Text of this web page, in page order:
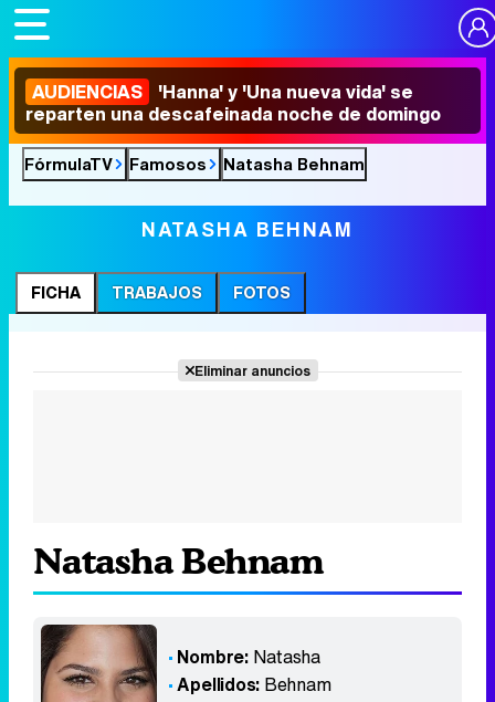
AUDIENCIAS 'Hanna' y 'Una nueva vida' se
reparten una descafeinada noche de domingo
FórmulaTV Famosos Natasha Behnam
NATASHA BEHNAM
FICHA TRABAJOS FOTOS
Eliminar anuncios
Natasha Behnam
Nombre: Natasha
Apellidos: Behnam